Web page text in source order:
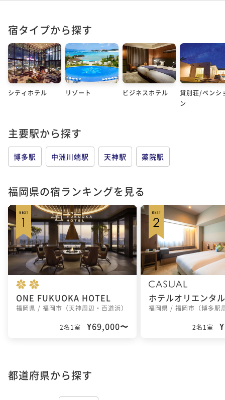
宿タイプから探す
シティホテル リゾート ビジネスホテル
貸別荘/ペンシ
ン
主要駅から探す
博多駅 中洲川端駅 天神駅 薬院駅
福岡県の宿ランキングを見る
ONE FUKUOKA HOTEL
福岡県 / 福岡市（天神周辺・百道浜）
2名1室 ¥69,000〜 2名1室
都道府県から探す